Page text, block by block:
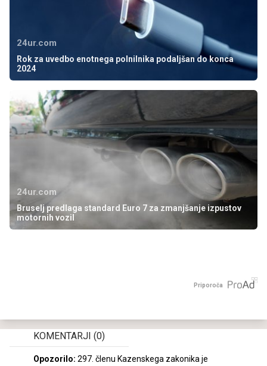
24ur.com
Rok za uvedbo enotnega polnilnika podaljšan do konca
2024
24ur.com
Bruselj predlaga standard Euro 7 za zmanjšanje izpustov
motornih vozil
Priporoča
KOMENTARJI (0)
Opozorilo: 297. členu Kazenskega zakonika je